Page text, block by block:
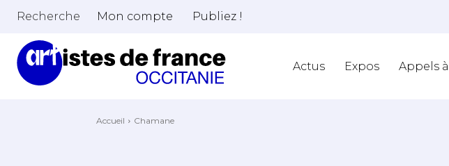
Recherche Mon compte Publiez !
Actus Expos Appels
Accueil Chamane